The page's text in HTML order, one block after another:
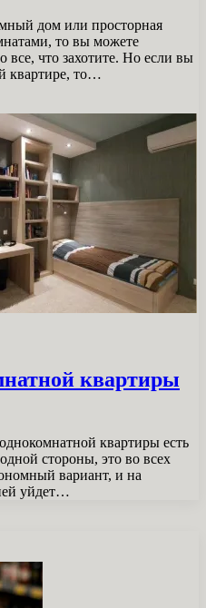
дом или просторная
то вы можете
все, что захотите. Но если вы
квартире, то…
квартиры
квартиры есть
стороны, это во всех
вариант, и на
уйдет…